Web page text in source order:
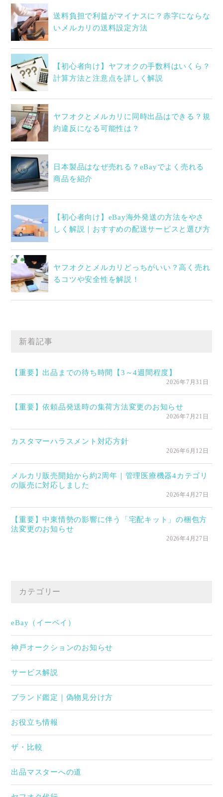
送料負担で利益がマイナスに？赤字にならな
いメルカリの送料設定方法
【初心者向け】ヤフオクの手数料はいくら？
計算方法と注意点を詳しく解説
ヤフオクとメルカリに同時出品はできる？規
約違反になる可能性は？
日本製品はなぜ売れる？eBayでよく売れる
商品を紹介
【初心者向け】eBay海外発送の方法をやさ
しく解説｜おすすめの配送サービスと選び方
ヤフオクとメルカリどっちがいい？高く売れ
るコツや安全性を解説！
新着記事
【重要】出品までの待ち時間【3～4週間程度】
2026年7月31日
【重要】依頼品発送時の集荷方法変更のお知らせ
2026年7月21日
カスタマーハラスメント対応方針
2026年6月12日
メルカリ販売開始から約2周年｜管理医療機器4カテゴリ
の販売に対応しました
2026年4月27日
【重要】中東情勢の影響に伴う「宅配キット」の梱包方
法変更のお知らせ
2026年4月27日
カテゴリー
eBay（イーベイ）
神戸オークションのお知らせ
サービス解説
ブランド鑑定｜偽物見分け方
お役立ち情報
ザ・比較
出品マスターへの道